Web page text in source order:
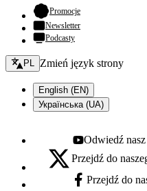
Promocje- otwiera się w
Newsletter
Podcasty
Zmień język - bieżący:
PL Zmień język strony
English (EN)
Українська (UA)
Youtube - otwiera się
Odwiedź
X - otwiera się w nowej karcie
Przejdź do
Facebook - otwiera
Przejdź do